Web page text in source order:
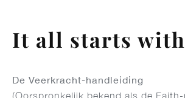
It all starts
De Veerkracht-handleiding